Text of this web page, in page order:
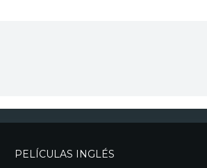
PELÍCULAS INGLÉS